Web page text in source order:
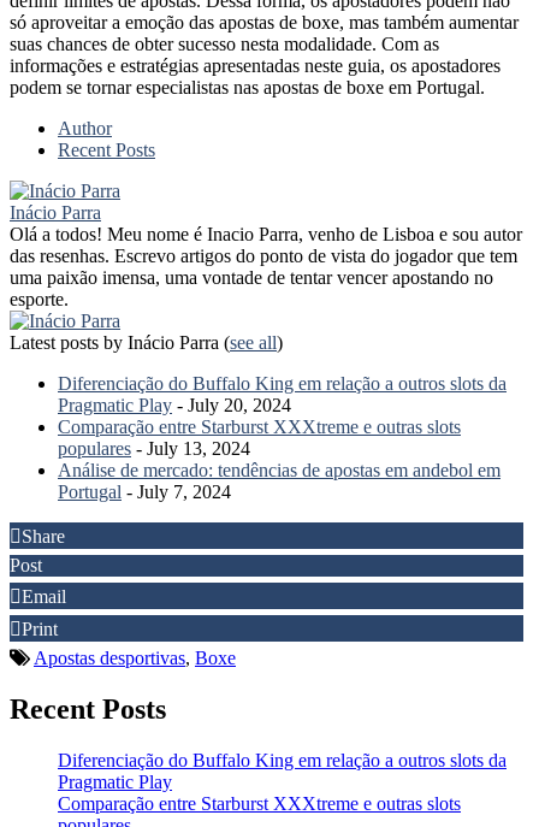
só aproveitar a emoção das apostas de boxe, mas também aumentar
suas chances de obter sucesso nesta modalidade. Com as
informações e estratégias apresentadas neste guia, os apostadores
podem se tornar especialistas nas apostas de boxe em Portugal.
Author
Recent Posts
Inácio Parra
Olá a todos! Meu nome é Inacio Parra, venho de Lisboa e sou autor
das resenhas. Escrevo artigos do ponto de vista do jogador que tem
uma paixão imensa, uma vontade de tentar vencer apostando no
esporte.
Latest posts by Inácio Parra (see all)
Diferenciação do Buffalo King em relação a outros slots da
Pragmatic Play - July 20, 2024
Comparação entre Starburst XXXtreme e outras slots
populares - July 13, 2024
Análise de mercado: tendências de apostas em andebol em
Portugal - July 7, 2024
Share
Post
Email
Print
Apostas desportivas, Boxe
Recent Posts
Diferenciação do Buffalo King em relação a outros slots da
Pragmatic Play
Comparação entre Starburst XXXtreme e outras slots